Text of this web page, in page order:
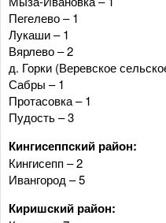
Пегелево – 1
Лукаши – 1
Вярлево – 2
д. Горки (Веревское
Сабры – 1
Протасовка – 1
Пудость – 3
Кингисеппский район:
Кингисепп – 2
Ивангород – 5
Киришский район: